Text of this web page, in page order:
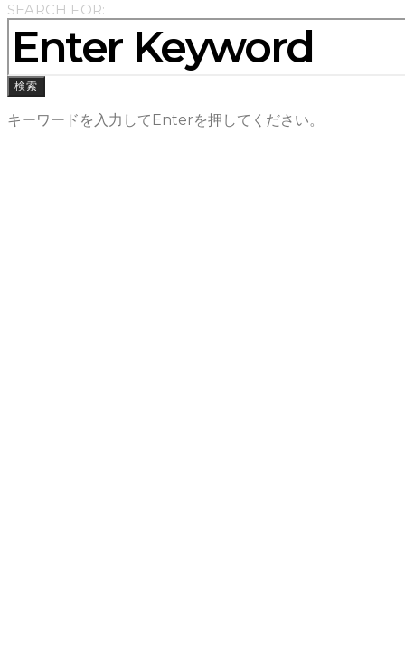
SEARCH FOR:
検索
キーワードを入力してEnterを押してください。